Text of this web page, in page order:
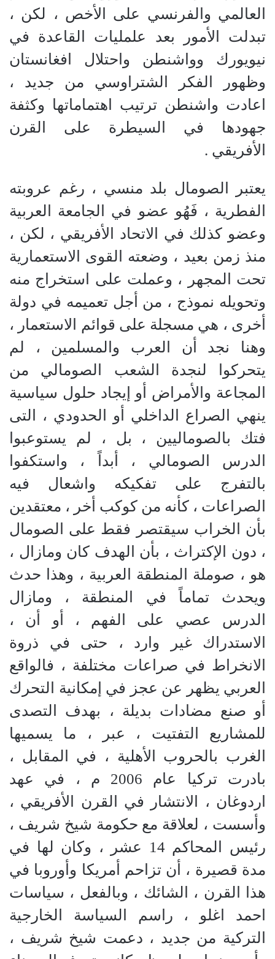
العالمي والفرنسي على الأخص ، لكن ،
تبدلت الأمور بعد علمليات القاعدة في
نيويورك وواشنطن واحتلال افغانستان
وظهور الفكر الشتراوسي من جديد ،
اعادت واشنطن ترتيب اهتماماتها وكثفة
جهودها في السيطرة على القرن
الأفريقي .
يعتبر الصومال بلد منسي ، رغم عروبته
الفطرية ، فَهُو عضو في الجامعة العربية
وعضو كذلك في الاتحاد الأفريقي ، لكن ،
منذ زمن بعيد ، وضعته القوى الاستعمارية
تحت المجهر ، وعملت على استخراج منه
وتحويله نموذج ، من أجل تعميمه في دولة
أخرى ، هي مسجلة على قوائم الاستعمار ،
وهنا نجد أن العرب والمسلمين ، لم
يتحركوا لنجدة الشعب الصومالي من
المجاعة والأمراض أو إيجاد حلول سياسية
ينهي الصراع الداخلي أو الحدودي ، التى
فتك بالصوماليين ، بل ، لم يستوعبوا
الدرس الصومالي ، أبداً ، واستكفوا
بالتفرج على تفكيكه واشعال فيه
الصراعات ، كأنه من كوكب أخر ، معتقدين
بأن الخراب سيقتصر فقط على الصومال
، دون الإكتراث ، بأن الهدف كان ومازال ،
هو ، صوملة المنطقة العربية ، وهذا حدث
ويحدث تماماً في المنطقة ، ومازال
الدرس عصي على الفهم ، أو أن ،
الاستدراك غير وارد ، حتى في ذروة
الانخراط في صراعات مختلفة ، فالواقع
العربي يظهر عن عجز في إمكانية التحرك
أو صنع مضادات بديلة ، بهدف التصدى
للمشاريع التفتيت ، عبر ، ما يسميها
الغرب بالحروب الأهلية ، في المقابل ،
بادرت تركيا عام 2006 م ، في عهد
اردوغان ، الانتشار في القرن الأفريقي ،
وأسست ، لعلاقة مع حكومة شيخ شريف ،
رئيس المحاكم 14 عشر ، وكان لها في
مدة قصيرة ، أن تزاحم أمريكا وأوروبا في
هذا القرن ، الشائك ، وبالفعل ، سياسات
احمد اغلو ، راسم السياسة الخارجية
التركية من جديد ، دعمت شيخ شريف ،